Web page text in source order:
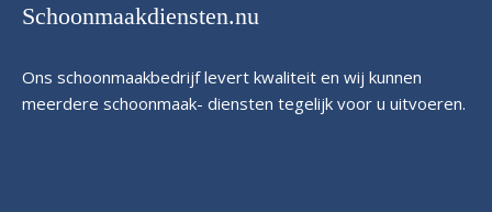
Schoonmaakdiensten.nu
Ons schoonmaakbedrijf levert kwaliteit en wij kunnen
meerdere schoonmaak- diensten tegelijk voor u uitvoeren.